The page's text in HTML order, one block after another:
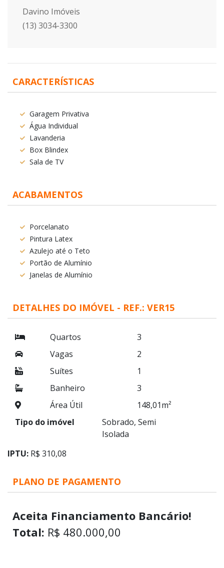
Davino Imóveis
(13) 3034-3300
CARACTERÍSTICAS
Garagem Privativa
Água Individual
Lavanderia
Box Blindex
Sala de TV
ACABAMENTOS
Porcelanato
Pintura Latex
Azulejo até o Teto
Portão de Alumínio
Janelas de Alumínio
DETALHES DO IMÓVEL - REF.: VER15
Quartos
3
Vagas
2
Suítes
1
Banheiro
3
Área Útil
148,01m²
Tipo do imóvel
Sobrado, Semi
Isolada
IPTU: R$ 310,08
PLANO DE PAGAMENTO
Aceita Financiamento Bancário!
Total: R$ 480.000,00